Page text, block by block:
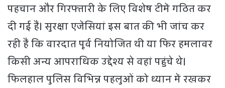
पहचान और गिरफ्तारी के लिए विशेष टीमें गठित कर
दी गई हैं। सुरक्षा एजेंसियां इस बात की भी जांच कर
रही हैं कि वारदात पूर्व नियोजित थी या फिर हमलावर
किसी अन्य आपराधिक उद्देश्य से वहां पहुंचे थे।
फिलहाल पुलिस विभिन्न पहलुओं को ध्यान में रखकर